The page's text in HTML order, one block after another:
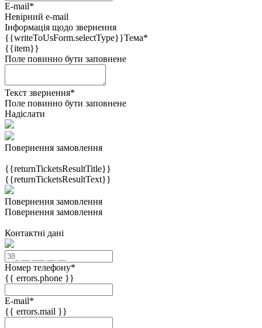
E-mail*
Невірний e-mail
Інформація щодо звернення
{{writeToUsForm.selectType}}Тема*
{{item}}
Поле повинно бути заповнене
Текст звернення*
Поле повинно бути заповнене
Надіслати
Повернення замовлення
{{returnTicketsResultTitle}}
{{returnTicketsResultText}}
Повернення замовлення
Повернення замовлення
Контактні дані
Номер телефону*
{{ errors.phone }}
E-mail*
{{ errors.mail }}